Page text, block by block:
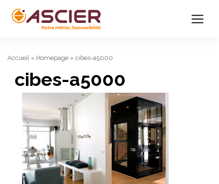
Accueil » Homepage » cibes-a5000
cibes-a5000